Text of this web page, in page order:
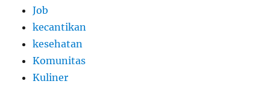
Job
kecantikan
kesehatan
Komunitas
Kuliner